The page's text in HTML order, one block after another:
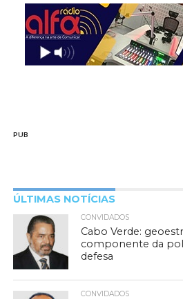
PUB
ÚLTIMAS NOTÍCIAS
CONVIDADOS
Cabo Verde:
componente da
defesa
CONVIDADOS